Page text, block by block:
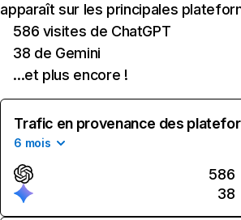
apparaît sur les principales
586 visites de ChatGPT
38 de Gemini
...et plus encore !
Trafic en provenance des
6 mois
586
38